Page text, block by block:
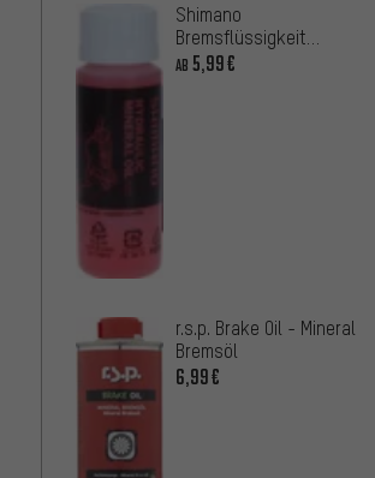
Shimano
Bremsflüssigkeit
Mineralöl
AB 5,99€
r.s.p. Brake Oil - Mineral
Bremsöl
6,99€